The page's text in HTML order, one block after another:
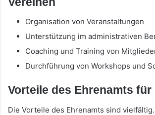
Organisation von Veranstaltungen
Unterstützung im administrativen
Coaching und Training von
Durchführung von Workshops und
Vorteile des Ehrenamts für
Die Vorteile des Ehrenamts sind